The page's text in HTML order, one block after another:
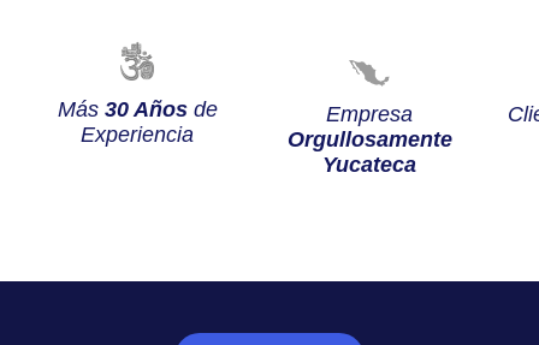
Más 30 Añosde
Experiencia
Empresa
Orgullosamente
Yucateca